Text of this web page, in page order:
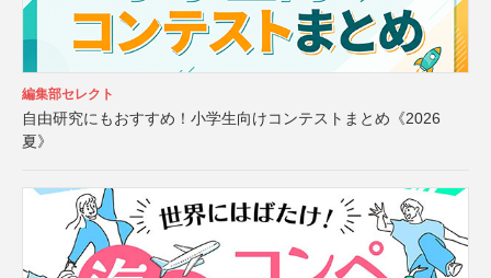
編集部セレクト
自由研究にもおすすめ！小学生向けコンテストまとめ《2026
夏》